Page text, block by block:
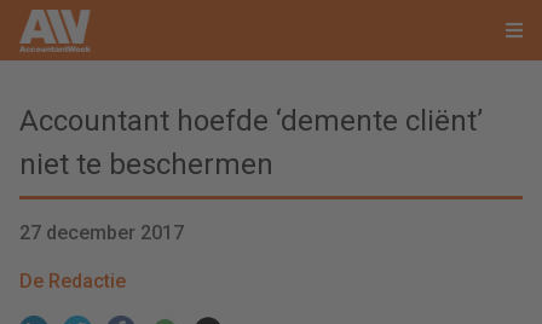
Accountant hoefde ‘demente cliënt’
niet te beschermen
27 december 2017
De Redactie